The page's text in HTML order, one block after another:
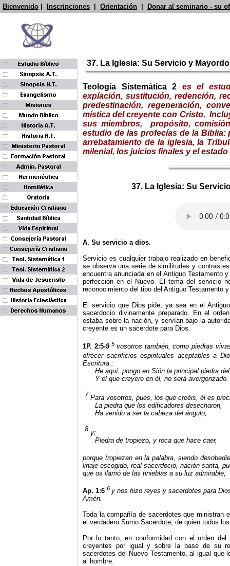
Bienvenido Inscripciones Orientación Donar al seminario - su
37. La Iglesia: Su Servicio y
Teología Sistemática2
es el
expíación, sustitución, redención,
predestinación, regeneración,
mística del creyente con Cristo.
sus miembros, propósito,
estudio de las profecías de la
arrebatamiento de la iglesia, la T
milenial, los juicios finales y el estado
37. La Iglesia: Su
A. Su servicio a dios.
Servicio es cualquier trabajo realizado en
se observa una serie de similitudes y
encuentra anunciada en el Antiguo Testamento
perfección en el Nuevo. El tema del servicio
reconocimiento del tipo del Antiguo Testamento
El servicio que Dios pide, ya sea en el
sacerdocio divinamente preparado. En el
estaba sobre la nación, y servían bajo la
creyente es un sacerdote para Dios.
1P. 2:5-95 vosotros también, como piedras
ofrecer sacrificios espirituales aceptables a
Escritura :
He aquí, pongo en Sión la principal piedra
Y el que creyere en él, no será avergonzado.
7 Para vosotros, pues, los que creéis, él es
La piedra que los edificadores desecharon,
Ha venido a ser la cabeza del ángulo;
8 y:
Piedra de tropiezo, y roca que hace caer,
porque tropiezan en la palabra, siendo
linaje escogido, real sacerdocio, nación santa,
que os llamó de las tinieblas a su luz admirable;
Ap. 1:66y nos hizo reyes y sacerdotes para
Amén.
Toda la compañía de sacerdotes que ministran
el verdadero Sumo Sacerdote, de quien todos
Por lo tanto, en conformidad con el orden
creyentes por igual y sobre la base de su
sacerdotes del Nuevo Testamento, al igual que
al hombre.